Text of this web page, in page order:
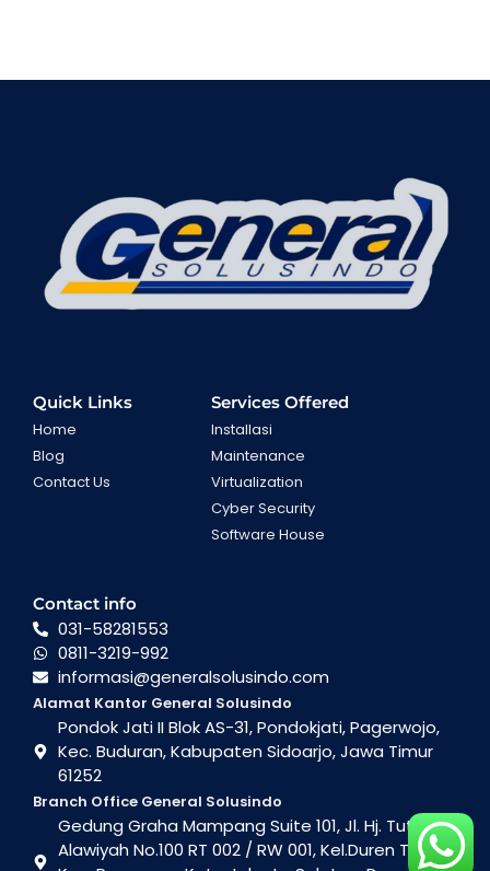
Quick Links
Home
Blog
Contact Us
Services Offered
Installasi
Maintenance
Virtualization
Cyber Security
Software House
Contact info
031-58281553
0811-3219-992
informasi@generalsolusindo.com
Alamat Kantor General Solusindo
Pondok Jati II Blok AS-31, Pondokjati, Pagerwojo,
Kec. Buduran, Kabupaten Sidoarjo, Jawa Timur
61252
Branch Office General Solusindo
Gedung Graha Mampang Suite 101, Jl. Hj. Tutty
Alawiyah No.100 RT 002 / RW 001, Kel.Duren Tiga ,